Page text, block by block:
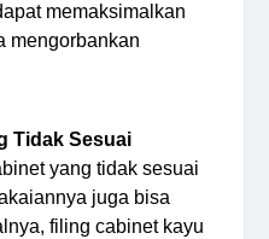
memaksimalkan
mengorbankan
Tidak Sesuai
yang tidak sesuai
juga bisa
filing cabinet kayu